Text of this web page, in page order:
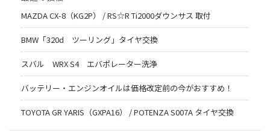
MAZDA CX-8（KG2P） / RS☆R Ti2000ダウンサス 取付
BMW「320d ツーリング」タイヤ交換
スバル WRX S4 エバポレーター洗浄
バッテリー・エンジンオイルは価格改定前の今がおすすめ！
TOYOTA GR YARIS（GXPA16） / POTENZA S007A タイヤ交換